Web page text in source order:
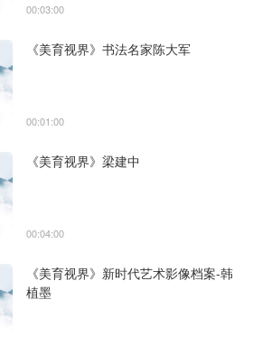
00:03:00
《美育视界》书法名家陈大军
00:01:00
《美育视界》梁建中
00:04:00
《美育视界》新时代艺术影像档案-韩
植墨